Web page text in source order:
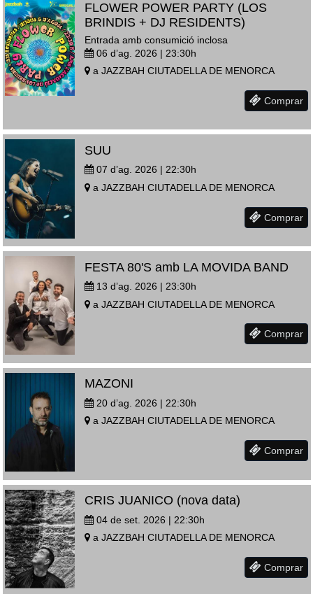
FLOWER POWER PARTY (LOS
BRINDIS + DJ RESIDENTS)
Entrada amb consumició inclosa
06 d’ag. 2026 | 23:30h
a JAZZBAH CIUTADELLA DE MENORCA
Comprar
SUU
07 d’ag. 2026 | 22:30h
a JAZZBAH CIUTADELLA DE MENORCA
Comprar
FESTA 80'S amb LA MOVIDA BAND
13 d’ag. 2026 | 23:30h
a JAZZBAH CIUTADELLA DE MENORCA
Comprar
MAZONI
20 d’ag. 2026 | 22:30h
a JAZZBAH CIUTADELLA DE MENORCA
Comprar
CRIS JUANICO (nova data)
04 de set. 2026 | 22:30h
a JAZZBAH CIUTADELLA DE MENORCA
Comprar